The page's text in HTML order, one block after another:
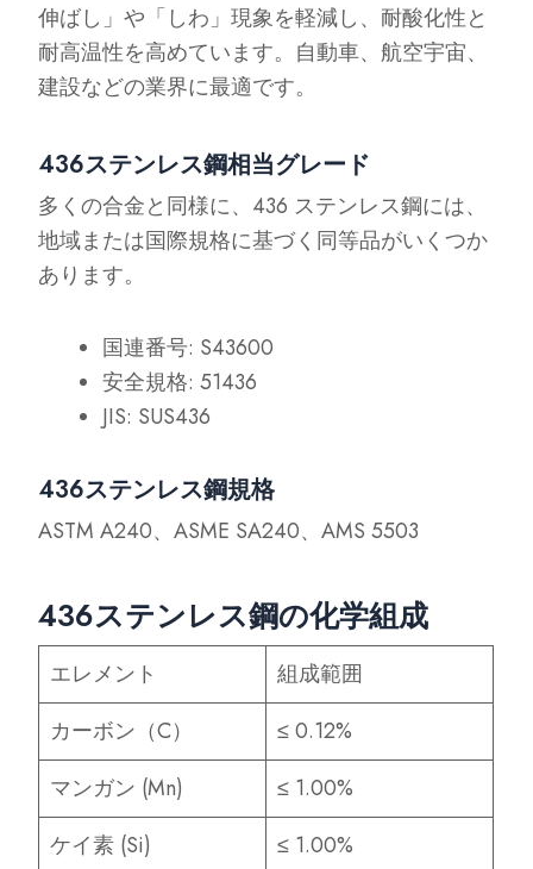
伸ばし」や「しわ」現象を軽減し、耐酸化性と
耐高温性を高めています。自動車、航空宇宙、
建設などの業界に最適です。
436ステンレス鋼相当グレード
多くの合金と同様に、436 ステンレス鋼には、
地域または国際規格に基づく同等品がいくつか
あります。
国連番号: S43600
安全規格: 51436
JIS: SUS436
436ステンレス鋼規格
ASTM A240、ASME SA240、AMS 5503
436ステンレス鋼の化学組成
エレメント
組成範囲
カーボン（C）
≤ 0.12%
マンガン (Mn)
≤ 1.00%
ケイ素 (Si)
≤ 1.00%